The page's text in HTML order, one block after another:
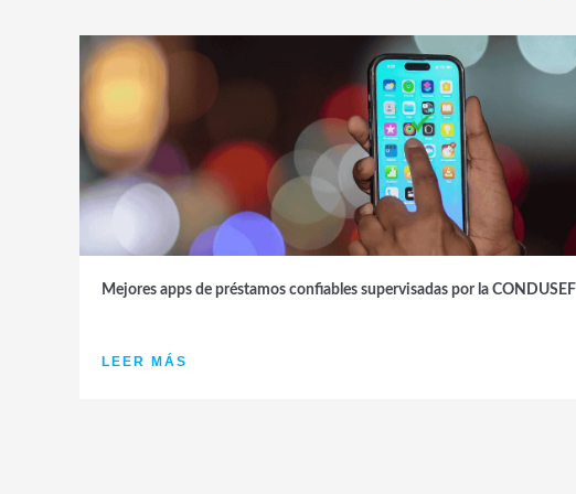
Mejores apps de préstamos confiables supervisadas por la CONDUSEF
LEER MÁS